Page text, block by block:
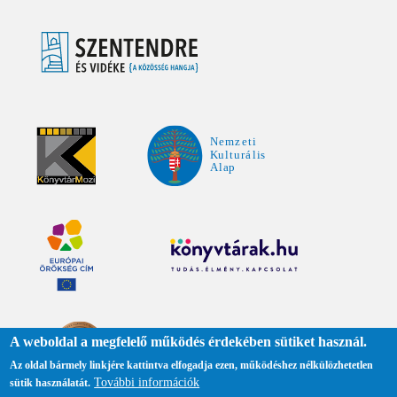
A weboldal a megfelelő működés érdekében sütiket használ.
Az oldal bármely linkjére kattintva elfogadja ezen, működéshez nélkülözhetetlen
sütik használatát. További információk